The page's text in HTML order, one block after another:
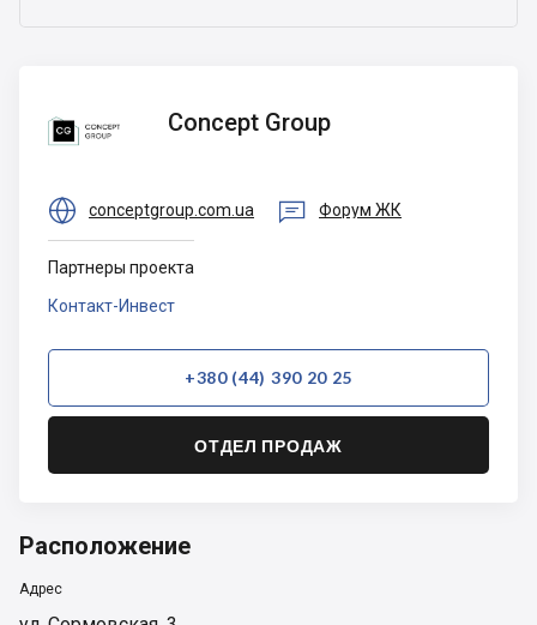
Group
Concept Group
 conceptgroup.com.ua  Форум ЖК
+380 (44) 390 20 25
ОТДЕЛ ПРОДАЖ
Партнеры проекта
Контакт-Инвест
Расположение
Адрес